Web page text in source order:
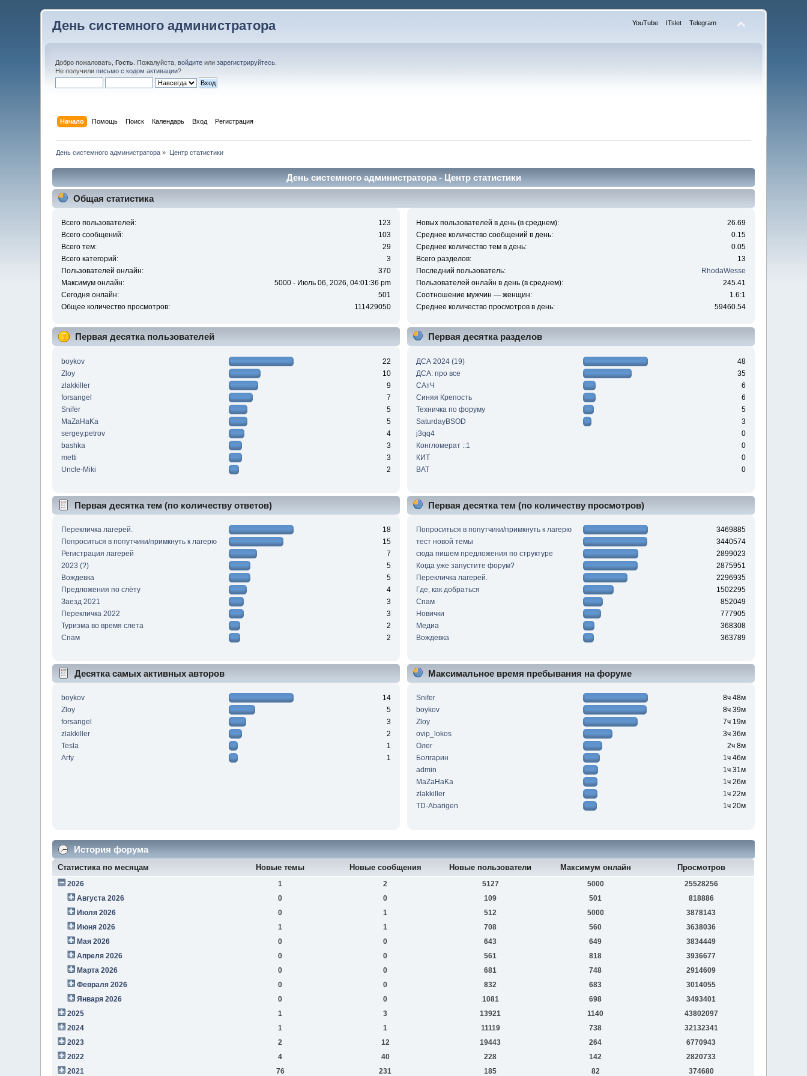
День системного администратора YouTube ITslet Telegram
Добро пожаловать,Гость . Пожалуйста,войдите илизарегистрируйтесь
Не получилиписьмо с кодом активации?
Начало Помощь Поиск Календарь Вход Регистрация
День системного администратора » Центр статистики
День системного администратора - Центр статистики
Общая статистика
Всего пользователей:
123
Всего сообщений:
103
Всего тем:
29
Всего категорий:
3
Пользователей онлайн:
370
Максимум онлайн:
5000 - Июль 06, 2026, 04:01:36 pm
Сегодня онлайн:
501
Общее количество просмотров:
111429050
Новых пользователей в день (в среднем):
26.69
Среднее количество сообщений в день:
0.15
Среднее количество тем в день:
0.05
Всего разделов:
13
Последний пользователь:
RhodaWesse
Пользователей онлайн в день (в среднем):
245.41
Соотношение мужчин — женщин:
1.6:1
Среднее количество просмотров в день:
59460.54
Первая десятка пользователей
boykov
22
Zloy
10
zlakkiller
9
forsangel
7
Snifer
5
MaZaHaKa
5
sergey.petrov
4
bashka
3
metti
3
Uncle-Miki
2
Первая десятка разделов
ДСА 2024 (19)
48
ДСА: про все
35
САтЧ
6
Синяя Крепость
6
Техничка по форуму
5
SaturdayBSOD
3
j3qq4
0
Конгломерат ::1
0
КИТ
0
BAT
0
Первая десятка тем (по количеству ответов)
Перекличка лагерей.
18
Попроситься в попутчики/примкнуть к лагерю
15
Регистрация лагерей
7
2023 (?)
5
Вождевка
5
Предложения по слёту
4
Заезд 2021
3
Перекличка 2022
3
Туризма во время слета
2
Спам
2
Первая десятка тем (по количеству просмотров)
Попроситься в попутчики/примкнуть к лагерю
3469885
тест новой темы
3440574
сюда пишем предложения по структуре
2899023
Когда уже запустите форум?
2875951
Перекличка лагерей.
2296935
Где, как добраться
1502295
Спам
852049
Новички
777905
Медиа
368308
Вождевка
363789
Десятка самых активных авторов
boykov
14
Zloy
5
forsangel
3
zlakkiller
2
Tesla
1
Arty
1
Максимальное время пребывания на форуме
Snifer
8ч 48м
boykov
8ч 39м
Zloy
7ч 19м
ovip_lokos
3ч 36м
Олег
2ч 8м
Болгарин
1ч 46м
admin
1ч 31м
MaZaHaKa
1ч 26м
zlakkiller
1ч 22м
TD-Abarigen
1ч 20м
История форума
Статистика по месяцам Новые темы Новые сообщения Новые пользователи Максимум онлайн Просмотров
2026 1 2 5127 5000
25528256
Августа 2026
0 0 109 501
818886
Июля 2026
0 1 512 5000
3878143
Июня 2026
1 1 708 560
3638036
Мая 2026
0 0 643 649
3834449
Апреля 2026
0 0 561 818
3936677
Марта 2026
0 0 681 748
2914609
Февраля 2026
0 0 832 683
3014055
Января 2026
0 0 1081 698
3493401
2025
1 3 13921 1140
43802097
2024
1 1 11119 738
32132341
2023
2 12 19443 264
6770943
2022
4 40 228 142
2820733
2021
76 231 185 82 374680